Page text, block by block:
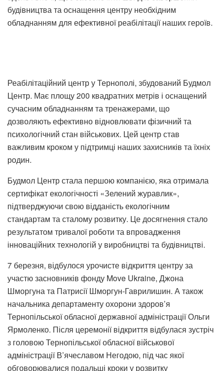
будівництва та оснащення центру необхідним
обладнанням для ефективної реабілітації наших героїв.​
Реабілітаційний центр у Тернополі, збудований Будмол
Центр. Має площу 200 квадратних метрів і оснащений
сучасним обладнанням та тренажерами, що
дозволяють ефективно відновлювати фізичний та
психологічний стан військових. Цей центр став
важливим кроком у підтримці наших захисників та їхніх
родин.​
Будмол Центр стала першою компанією, яка отримала
сертифікат екологічності «Зелений журавлик»,
підтверджуючи свою відданість екологічним
стандартам та сталому розвитку. Це досягнення стало
результатом тривалої роботи та впровадження
інноваційних технологій у виробництві та будівництві.​
7 березня, відбулося урочисте відкриття центру за
участю засновників фонду Move Ukraine, Джона
Шморгуна та Патрисії Шморгун-Гаврилишин. А також
начальника департаменту охорони здоров’я
Тернопільської обласної державної адміністрації Ольги
Ярмоленко. Після церемонії відкриття відбулася зустріч
з головою Тернопільської обласної військової
адміністрації В’ячеславом Негодою, під час якої
обговорювалися подальші кроки у розвитку